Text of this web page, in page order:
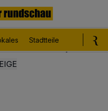
Stadtteile